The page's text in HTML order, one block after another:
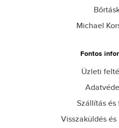
Michael
Fontos
Üzleti
Szállítás és
Visszaküldés